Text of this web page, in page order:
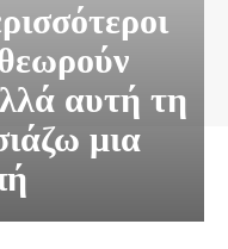
αυτή τη
μια